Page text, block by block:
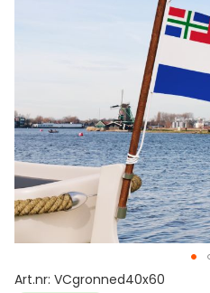
Art.nr: VCgronned40x60